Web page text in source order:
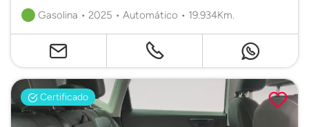
Gasolina • 2025 • Automático • 19.934Km.
Certificado